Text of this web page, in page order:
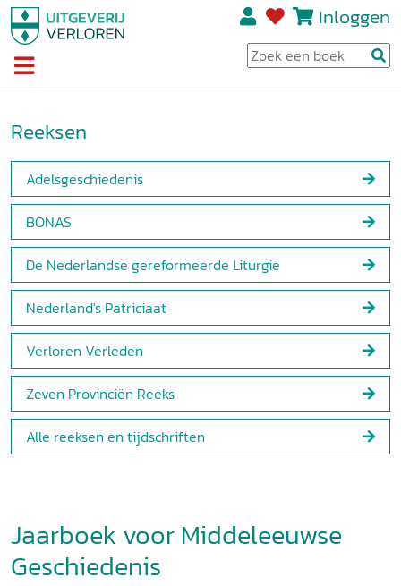
Inloggen
Reeksen
Adelsgeschiedenis
BONAS
De Nederlandse gereformeerde Liturgie
Nederland's Patriciaat
Verloren Verleden
Zeven Provinciën Reeks
Alle reeksen en tijdschriften
Jaarboek voor Middeleeuwse
Geschiedenis